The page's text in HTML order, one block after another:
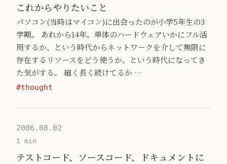
これからやりたいこと
パソコン(当時はマイコン)に出会ったのが小学5年生の3
学期。 あれから14年。単体のハードウェアいかにフル活
用するか、という時代からネットワークを介して無限に
存在するリソースをどう使うか、という時代になってき
た気がする。 細く長く続けてるか …
#thought
2006.08.02
1 min
テストコード、ソースコード、ドキュメントに